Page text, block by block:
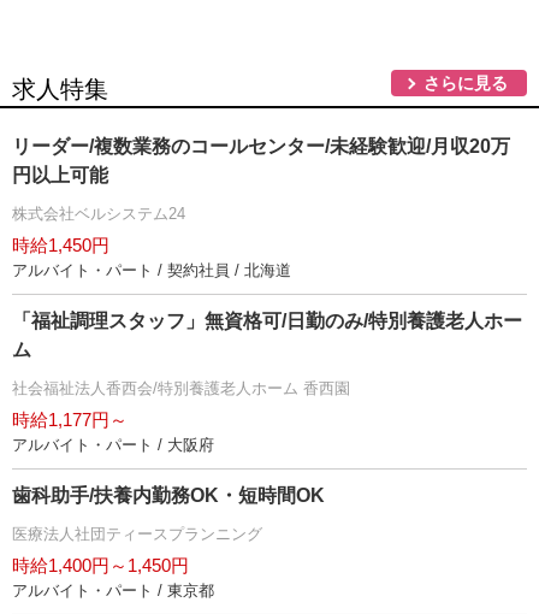
求人特集 さらに見る
リーダー/複数業務のコールセンター/未経験歓迎/月収20万
円以上可能
株式会社ベルシステム24
時給1,450円
アルバイト・パート / 契約社員 / 北海道
「福祉調理スタッフ」無資格可/日勤のみ/特別養護老人ホー
ム
社会福祉法人香西会/特別養護老人ホーム 香西園
時給1,177円～
アルバイト・パート / 大阪府
歯科助手/扶養内勤務OK・短時間OK
医療法人社団ティースプランニング
時給1,400円～1,450円
アルバイト・パート / 東京都